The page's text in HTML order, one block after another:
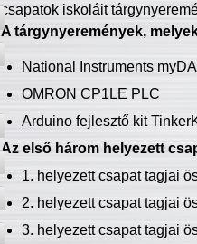
csapatok iskoláit
A tárgynyeremények,
National Instruments
OMRON CP1LE PLC
Arduino fejlesztő kit
Az első három helyezett
1. helyezett csapat tagjai
2. helyezett csapat tagjai
3. helyezett csapat tagjai